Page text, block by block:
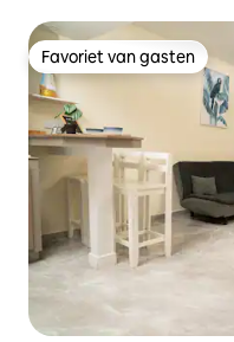
Favoriet van gasten
Favoriet van gasten